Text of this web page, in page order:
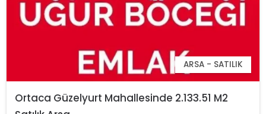
ARSA - SATILIK
Ortaca Güzelyurt Mahallesinde 2.133.51 M2